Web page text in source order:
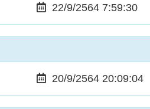
22/9/2564 7:59:30
20/9/2564 20:09:04